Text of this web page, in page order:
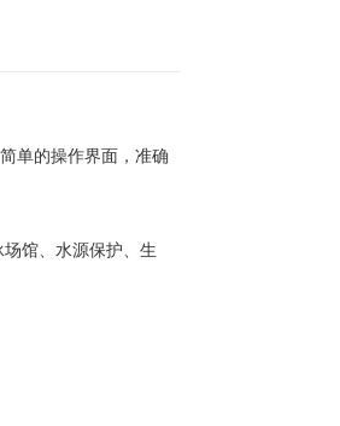
单的操作界面，准确
馆、水源保护、生